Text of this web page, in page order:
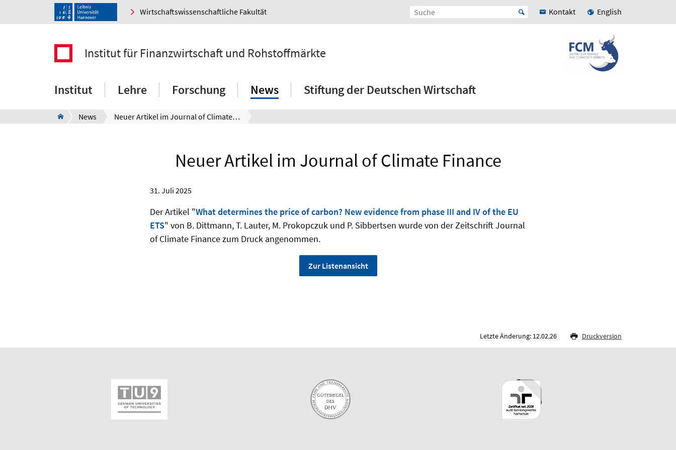
Wirtschaftswissenschaftliche Fakultät Kontakt English
Institut für Finanzwirtschaft und Rohstoffmärkte
Institut Lehre Forschung News Stiftung der Deutschen Wirtschaft
News Neuer Artikel im Journal of Climate Finance
Neuer Artikel im Journal of Climate Finance
31. Juli 2025
Der Artikel "What determines the price of carbon? New evidence from phase III and IV of the EU
ETS" von B. Dittmann, T. Lauter, M. Prokopczuk und P. Sibbertsen wurde von der Zeitschrift Journal
of Climate Finance zum Druck angenommen.
Zur Listenansicht
Letzte Änderung: 12.02.26 Druckversion